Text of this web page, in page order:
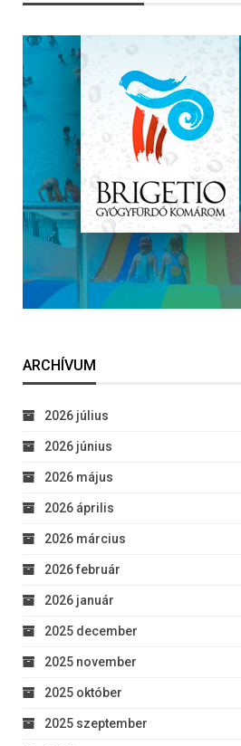
ARCHÍVUM
2026 július
2026 június
2026 május
2026 április
2026 március
2026 február
2026 január
2025 december
2025 november
2025 október
2025 szeptember